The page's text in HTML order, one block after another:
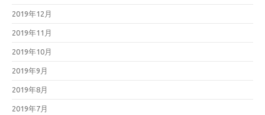
2019年12月
2019年11月
2019年10月
2019年9月
2019年8月
2019年7月